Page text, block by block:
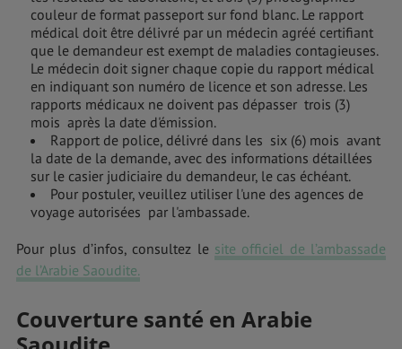
couleur de format passeport sur fond blanc. Le rapport
médical doit être délivré par un médecin agréé certifiant
que le demandeur est exempt de maladies contagieuses.
Le médecin doit signer chaque copie du rapport médical
en indiquant son numéro de licence et son adresse. Les
rapports médicaux ne doivent pas dépasser trois (3)
mois après la date d'émission.
Rapport de police, délivré dans les six (6) mois avant
la date de la demande, avec des informations détaillées
sur le casier judiciaire du demandeur, le cas échéant.
Pour postuler, veuillez utiliser l'une des agences de
voyage autorisées par l'ambassade.
Pour plus d’infos, consultez le site officiel de l’ambassade
de l’Arabie Saoudite.
Couverture santé en Arabie